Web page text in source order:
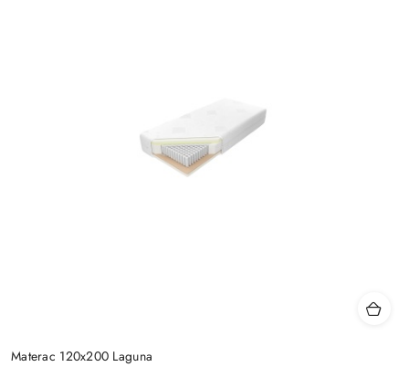
Materac 120x200 Laguna